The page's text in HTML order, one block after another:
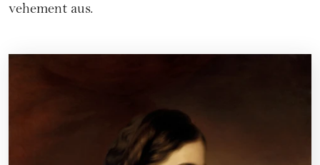
vehement aus.